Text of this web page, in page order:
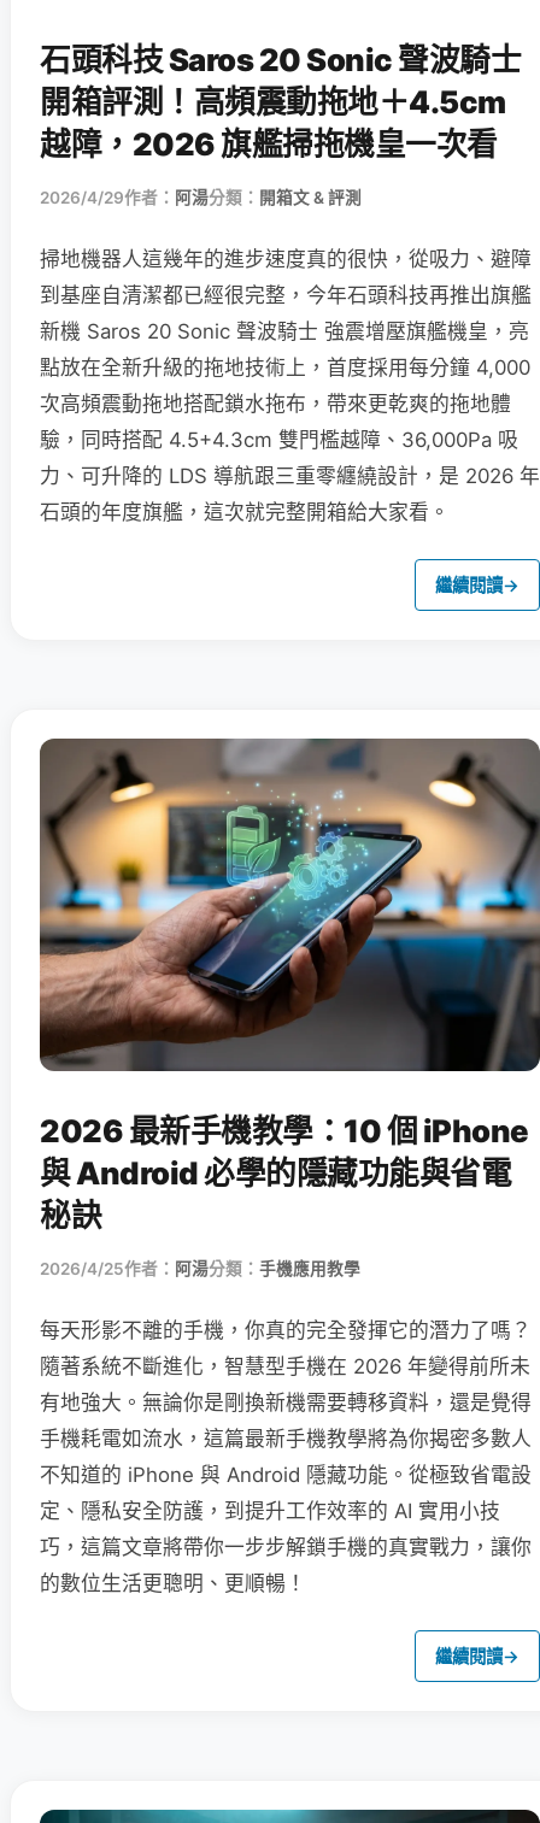
石頭科技 Saros 20 Sonic 聲波騎士
開箱評測！高頻震動拖地＋4.5cm
越障，2026 旗艦掃拖機皇一次看
2026/4/29作者： 阿湯分類： 開箱文 & 評測
掃地機器人這幾年的進步速度真的很快，從吸力、避障
到基座自清潔都已經很完整，今年石頭科技再推出旗艦
新機 Saros 20 Sonic 聲波騎士 強震增壓旗艦機皇，亮
點放在全新升級的拖地技術上，首度採用每分鐘 4,000
次高頻震動拖地搭配鎖水拖布，帶來更乾爽的拖地體
驗，同時搭配 4.5+4.3cm 雙門檻越障、36,000Pa 吸
力、可升降的 LDS 導航跟三重零纏繞設計，是 2026 年
石頭的年度旗艦，這次就完整開箱給大家看。
繼續閱讀→
2026 最新手機教學：10 個 iPhone
與 Android 必學的隱藏功能與省電
秘訣
2026/4/25作者： 阿湯分類： 手機應用教學
每天形影不離的手機，你真的完全發揮它的潛力了嗎？
隨著系統不斷進化，智慧型手機在 2026 年變得前所未
有地強大。無論你是剛換新機需要轉移資料，還是覺得
手機耗電如流水，這篇最新手機教學將為你揭密多數人
不知道的 iPhone 與 Android 隱藏功能。從極致省電設
定、隱私安全防護，到提升工作效率的 AI 實用小技
巧，這篇文章將帶你一步步解鎖手機的真實戰力，讓你
的數位生活更聰明、更順暢！
繼續閱讀→